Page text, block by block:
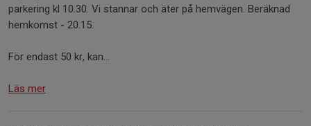
parkering kl 10.30. Vi stannar och äter på hemvägen. Beräknad
hemkomst - 20.15.
För endast 50 kr, kan...
Läs mer